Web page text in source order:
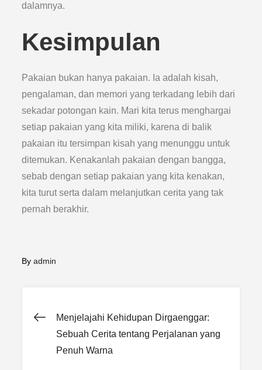
dalamnya.
Kesimpulan
Pakaian bukan hanya pakaian. Ia adalah kisah,
pengalaman, dan memori yang terkadang lebih dari
sekadar potongan kain. Mari kita terus menghargai
setiap pakaian yang kita miliki, karena di balik
pakaian itu tersimpan kisah yang menunggu untuk
ditemukan. Kenakanlah pakaian dengan bangga,
sebab dengan setiap pakaian yang kita kenakan,
kita turut serta dalam melanjutkan cerita yang tak
pernah berakhir.
Byadmin
Post
navigation
Menjelajahi Kehidupan Dirgaenggar:
Sebuah Cerita tentang Perjalanan yang
Penuh Warna